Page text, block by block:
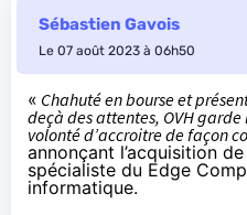
Sébastien Gavois
Le 07 août 2023 à 06h50
« Chahuté en bourse et
deçà des attentes, OVH
volonté d’accroitre de façon
annonçant l’acquisition
spécialiste du Edge
informatique.